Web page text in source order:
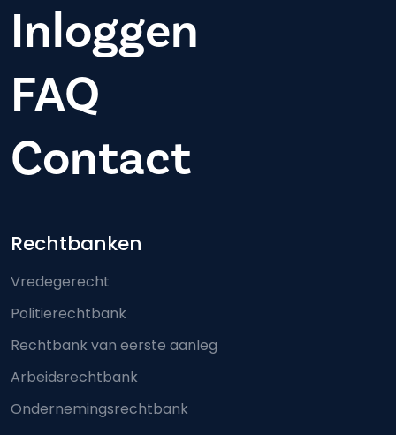
Inloggen
FAQ
Contact
Footer-menu
Rechtbanken
Vredegerecht
Politierechtbank
Rechtbank van eerste aanleg
Arbeidsrechtbank
Ondernemingsrechtbank